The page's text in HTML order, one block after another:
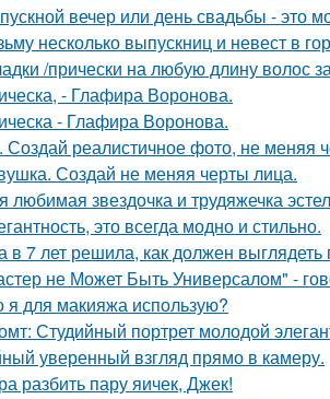
вечер или день свадьбы - это
несколько выпускниц и невест в
/прически на любую длину волос
- Глафира Воронова.
- Глафира Воронова.
Создай реалистичное фото, не меняя
Создай не меняя черты лица.
любимая звездочка и трудяжечка
это всегда модно и стильно.
в 7 лет решила, как должен
не Может Быть Универсалом" -
я для макияжа использую?
Студийный портрет молодой
уверенный взгляд прямо в камеру.
разбить пару яичек, Джек!